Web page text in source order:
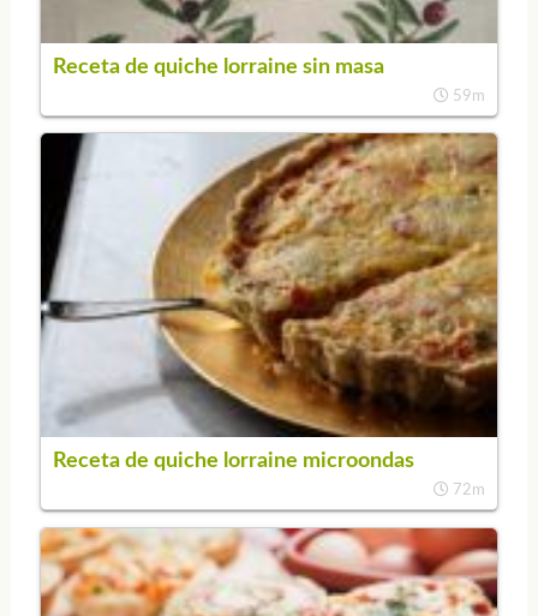
Receta de quiche lorraine sin masa
59m
Receta de quiche lorraine microondas
72m